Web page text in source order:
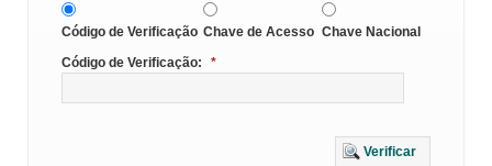
Código de Verificação Chave de Acesso Chave Nacional
Código de Verificação:
*
Verificar